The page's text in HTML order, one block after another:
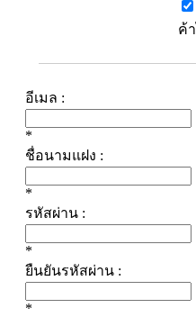
ค้
อีเมล :
*
ชื่อนามแฝง :
*
รหัสผ่าน :
*
ยืนยันรหัสผ่าน :
*